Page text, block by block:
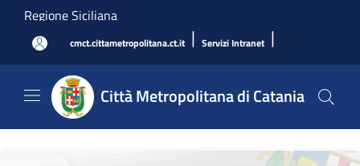
Salta al contenuto principale
Regione Siciliana
cmct.cittametropolitana.ct.it | Servizi Intranet |
Città Metropolitana di Catania